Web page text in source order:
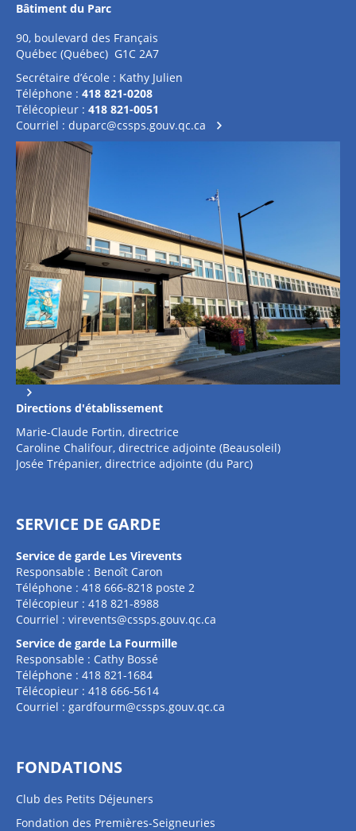
Bâtiment du Parc
90, boulevard des Français
Québec (Québec) G1C 2A7
Secrétaire d’école : Kathy Julien
Téléphone : 418 821-0208
Télécopieur : 418 821-0051
Courriel : duparc@cssps.gouv.qc.ca
Directions d'établissement
Marie-Claude Fortin, directrice
Caroline Chalifour, directrice adjointe (Beausoleil)
Josée Trépanier, directrice adjointe (du Parc)
SERVICE DE GARDE
Service de garde Les Virevents
Responsable : Benoît Caron
Téléphone : 418 666-8218 poste 2
Télécopieur : 418 821-8988
Courriel : virevents@cssps.gouv.qc.ca
Service de garde La Fourmille
Responsable : Cathy Bossé
Téléphone : 418 821-1684
Télécopieur : 418 666-5614
Courriel : gardfourm@cssps.gouv.qc.ca
FONDATIONS
Club des Petits Déjeuners
Fondation des Premières-Seigneuries